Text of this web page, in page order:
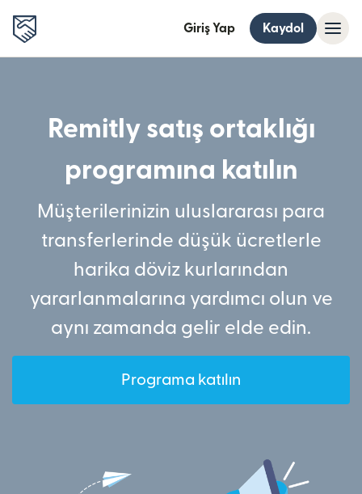
Giriş Yap Kaydol
Remitly satış ortaklığı
programına katılın
Müşterilerinizin uluslararası para
transferlerinde düşük ücretlerle
harika döviz kurlarından
yararlanmalarına yardımcı olun ve
aynı zamanda gelir elde edin.
Programa katılın